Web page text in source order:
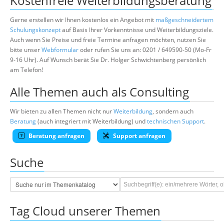
Gerne erstellen wir Ihnen kostenlos ein Angebot mit maßgeschneidertem
Schulungskonzeptauf Basis Ihrer Vorkenntnisse und Weiterbildungsziele.
Auch wenn Sie Preise und freie Termine anfragen möchten, nutzen Sie
bitte unserWebformularoder rufen Sie uns an: 0201 / 649590-50 (Mo-Fr
9-16 Uhr). Auf Wunsch berät Sie Dr. Holger Schwichtenberg persönlich
am Telefon!
Alle Themen auch als Consulting
Wir bieten zu allen Themen nicht nurWeiterbildung, sondern auch
Beratung(auch integriert mit Weiterbildung) undtechnischen Support.
Beratung anfragen
Support anfragen
Suche
Tag Cloud unserer Themen